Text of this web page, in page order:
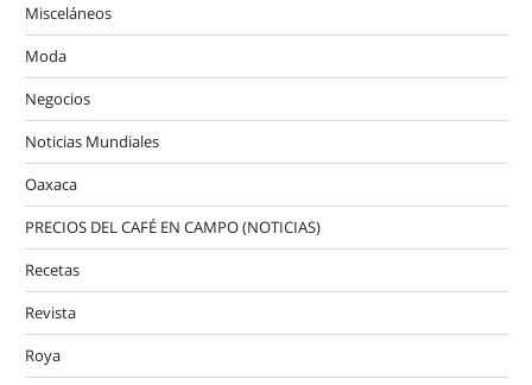
Misceláneos
Moda
Negocios
Noticias Mundiales
Oaxaca
PRECIOS DEL CAFÉ EN CAMPO (NOTICIAS)
Recetas
Revista
Roya